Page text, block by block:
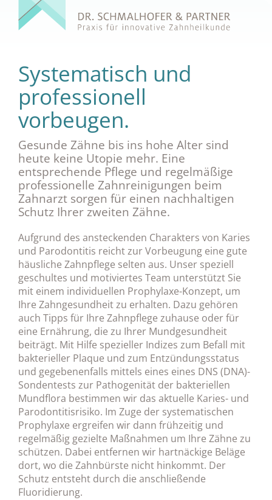
Systematisch und
professionell
vorbeugen.
Gesunde Zähne bis ins hohe Alter sind
heute keine Utopie mehr. Eine
entsprechende Pflege und regelmäßige
professionelle Zahnreinigungen beim
Zahnarzt sorgen für einen nachhaltigen
Schutz Ihrer zweiten Zähne.
Aufgrund des ansteckenden Charakters von Karies
und Parodontitis reicht zur Vorbeugung eine gute
häusliche Zahnpflege selten aus. Unser speziell
geschultes und motiviertes Team unterstützt Sie
mit einem individuellen Prophylaxe-Konzept, um
Ihre Zahngesundheit zu erhalten. Dazu gehören
auch Tipps für Ihre Zahnpflege zuhause oder für
eine Ernährung, die zu Ihrer Mundgesundheit
beiträgt. Mit Hilfe spezieller Indizes zum Befall mit
bakterieller Plaque und zum Entzündungsstatus
und gegebenenfalls mittels eines eines DNS (DNA)-
Sondentests zur Pathogenität der bakteriellen
Mundflora bestimmen wir das aktuelle Karies- und
Parodontitisrisiko. Im Zuge der systematischen
Prophylaxe ergreifen wir dann frühzeitig und
regelmäßig gezielte Maßnahmen um Ihre Zähne zu
schützen. Dabei entfernen wir hartnäckige Beläge
dort, wo die Zahnbürste nicht hinkommt. Der
Schutz entsteht durch die anschließende
Fluoridierung.